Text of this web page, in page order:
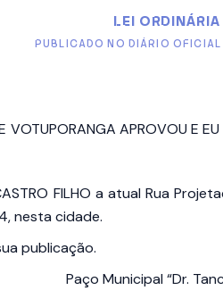
LEI
PUBLICADO NO DIÁRIO
VOTUPORANGA APROVOU E
FILHO a atual Rua
nesta cidade.
publicação.
Paço Municipal “Dr.